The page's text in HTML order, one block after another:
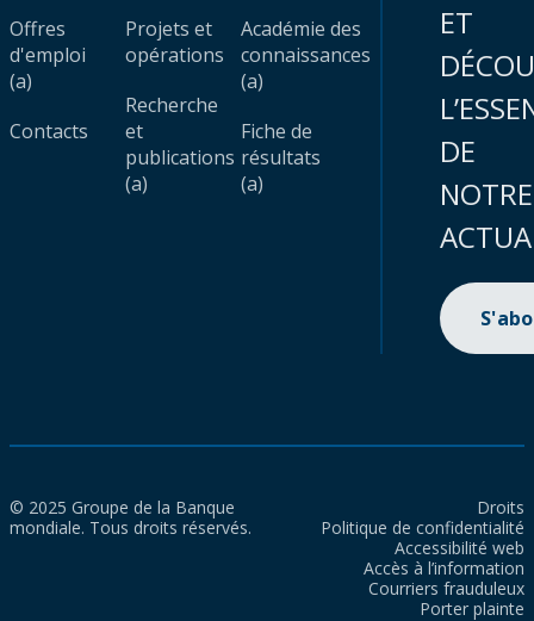
Offres
d'emploi
(a)
Contacts
Projets et
opérations
Recherche
et
publications
(a)
Académie des
connaissances
(a)
Fiche de
résultats
(a)
ET
DE
NOTRE
© 2025 Groupe de la Banque
mondiale. Tous droits réservés.
Droits
Politique de confidentialité
Accessibilité web
Accès à l’information
Courriers frauduleux
Porter plainte